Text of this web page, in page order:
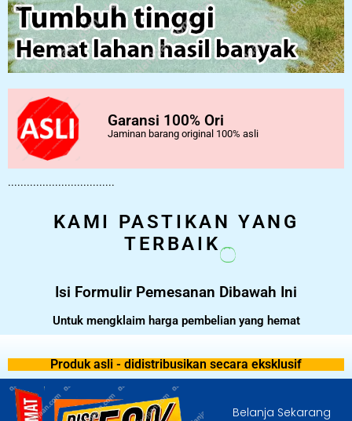
Garansi 100% Ori
Jaminan barang original 100% asli
..................................
KAMI PASTIKAN YANG
TERBAIK
Isi Formulir Pemesanan Dibawah Ini
Untuk mengklaim harga pembelian yang hemat
Produk asli - didistribusikan secara eksklusif
Belanja Sekarang